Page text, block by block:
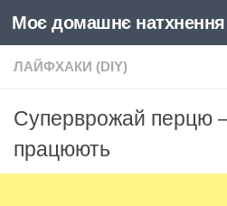
Skip to content
Моє домашнє натхнення
ЛАЙФХАКИ (DIY)
Суперврожай перцю –
працюють